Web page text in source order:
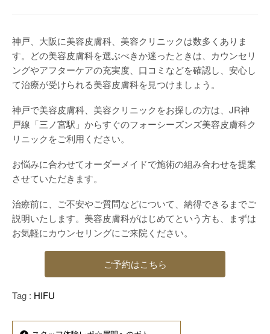
神戸、大阪に美容皮膚科、美容クリニックは数多くありま
す。どの美容皮膚科を選ぶべきか迷ったときは、カウンセリ
ングやアフターケアの充実度、口コミなどを確認し、安心し
て治療が受けられる美容皮膚科を見つけましょう。
神戸で美容皮膚科、美容クリニックをお探しの方は、JR神
戸線「三ノ宮駅」からすぐのフォーシーズンズ美容皮膚科ク
リニックをご利用ください。
お悩みに合わせてオーダーメイドで施術の組み合わせを提案
させていただきます。
治療前に、ご不安やご質問などについて、納得できるまでご
説明いたします。美容皮膚科がはじめてという方も、まずは
お気軽にカウンセリングにご来院ください。
ご予約はこちら
Tag : HIFU